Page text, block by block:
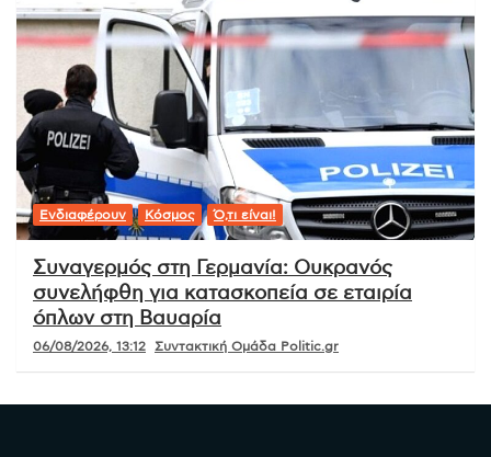
Ενδιαφέρουν Κόσμος Ό,τι είναι!
Συναγερμός στη Γερμανία: Ουκρανός
συνελήφθη για κατασκοπεία σε εταιρία
όπλων στη Βαυαρία
06/08/2026, 13:12 Συντακτική Ομάδα Politic.gr